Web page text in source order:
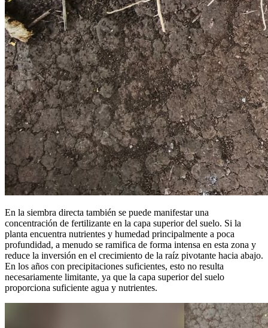
En la siembra directa también se puede manifestar una
concentración de fertilizante en la capa superior del suelo. Si la
planta encuentra nutrientes y humedad principalmente a poca
profundidad, a menudo se ramifica de forma intensa en esta zona y
reduce la inversión en el crecimiento de la raíz pivotante hacia abajo.
En los años con precipitaciones suficientes, esto no resulta
necesariamente limitante, ya que la capa superior del suelo
proporciona suficiente agua y nutrientes.